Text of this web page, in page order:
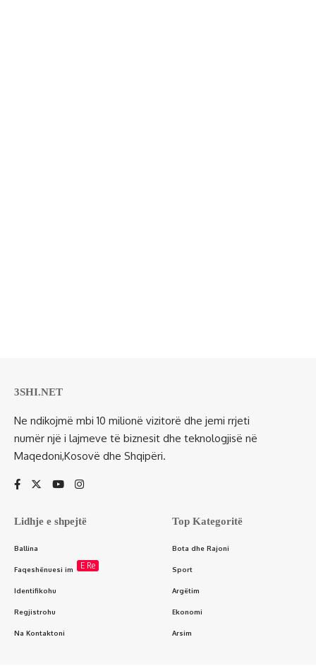
3SHI.NET
Ne ndikojmë mbi 10 milionë vizitorë dhe jemi rrjeti
numër një i lajmeve të biznesit dhe teknologjisë në
Maqedoni,Kosovë dhe Shqipëri.
Lidhje e shpejtë
Ballina
Faqeshënuesi im E Re
Identifikohu
Regjistrohu
Na Kontaktoni
Top Kategoritë
Bota dhe Rajoni
Sport
Argëtim
Ekonomi
Arsim